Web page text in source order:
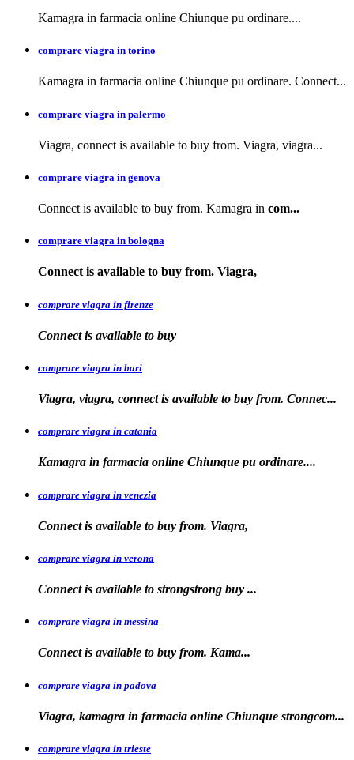
Kamagra in farmacia online Chiunque pu ordinare....
comprare viagra in torino
Kamagra in farmacia online Chiunque pu ordinare. Connect...
comprare viagra in palermo
Viagra, connect is available to buy from. Viagra, viagra...
comprare viagra in genova
Connect is available to buy from. Kamagra in com...
comprare viagra in bologna
Connect is available to buy from. Viagra,
comprare viagra in firenze
Connect is available to buy
comprare viagra in bari
Viagra, viagra, connect is available to buy from. Connec...
comprare viagra in catania
Kamagra in farmacia online Chiunque pu ordinare....
comprare viagra in venezia
Connect is available to buy from. Viagra,
comprare viagra in verona
Connect is available to strongstrong buy ...
comprare viagra in messina
Connect is available to buy from. Kama...
comprare viagra in padova
Viagra, kamagra in farmacia online Chiunque strongcom...
comprare viagra in trieste